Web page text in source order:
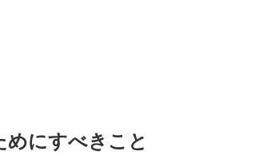
めにすべきこと